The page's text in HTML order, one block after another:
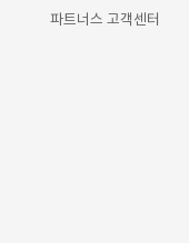
파트너스 고객센터